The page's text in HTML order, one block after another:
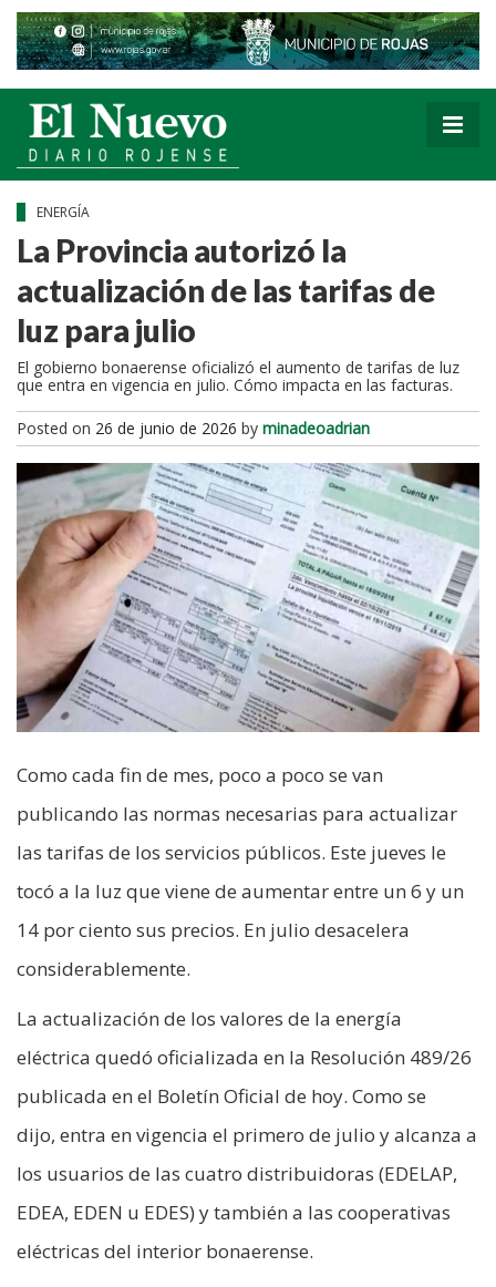
ENERGÍA
La Provincia autorizó la
actualización de las tarifas de
luz para julio
El gobierno bonaerense oficializó el aumento de tarifas de luz
que entra en vigencia en julio. Cómo impacta en las facturas.
Posted on 26 de junio de 2026 by minadeoadrian
Como cada fin de mes, poco a poco se van
publicando las normas necesarias para actualizar
las tarifas de los servicios públicos. Este jueves le
tocó a la luz que viene de aumentar entre un 6 y un
14 por ciento sus precios. En julio desacelera
considerablemente.
La actualización de los valores de la energía
eléctrica quedó oficializada en la Resolución 489/26
publicada en el Boletín Oficial de hoy. Como se
dijo, entra en vigencia el primero de julio y alcanza a
los usuarios de las cuatro distribuidoras (EDELAP,
EDEA, EDEN u EDES) y también a las cooperativas
eléctricas del interior bonaerense.